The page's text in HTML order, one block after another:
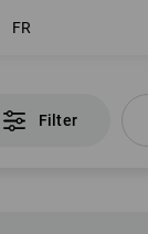
FR
Filter
Filter